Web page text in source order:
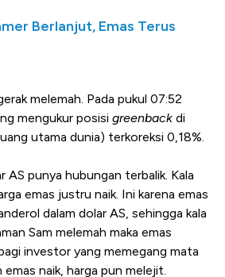
Berlanjut, Emas Terus
melemah. Pada pukul 07:52
mengukur posisi greenback di
utama dunia) terkoreksi 0,18%.
AS punya hubungan terbalik. Kala
emas justru naik. Ini karena emas
dalam dolar AS, sehingga kala
Sam melemah maka emas
investor yang memegang mata
emas naik, harga pun melejit.